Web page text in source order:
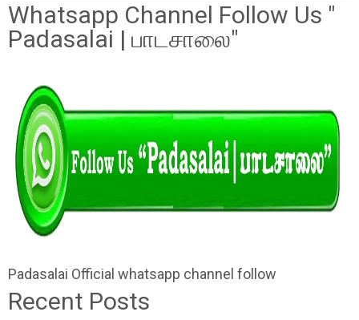
Whatsapp Channel Follow Us "
Padasalai | பாடசாலை"
Padasalai Official whatsapp channel follow
Recent Posts